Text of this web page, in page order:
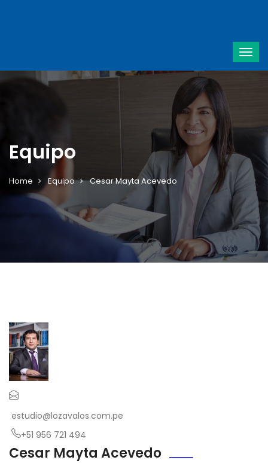
Equipo
Home Equipo Cesar Mayta Acevedo
estudio@lozavalos.com.pe
+51 956 721 494
Cesar Mayta Acevedo